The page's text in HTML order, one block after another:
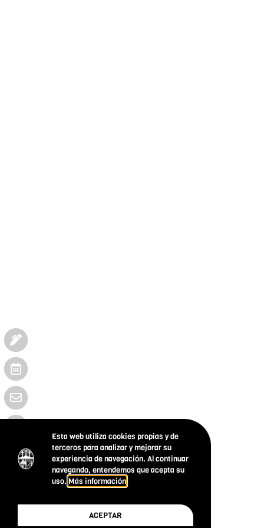
Esta web utiliza cookies propias y de
terceros para analizar y mejorar su
experiencia de navegación. Al continuar
navegando, entendemos que acepta su
uso. Más información
ACEPTAR